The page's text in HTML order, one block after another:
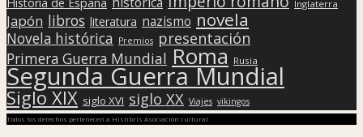
Historia de España Inglaterra
Japón libros literatura nazismo novela
Novela histórica Premios presentación
Primera Guerra Mundial Roma Rusia
Segunda Guerra Mundial
Siglo XIX siglo XVI siglo XX Viajes vikingos
Todos los derechos pertenecen a Hislibris Asociación cultural